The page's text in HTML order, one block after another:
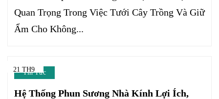
Quan Trọng Trong Việc Tưới Cây Trồng Và Giữ
Ẩm Cho Không...
21 TH9Tin Tức
Hệ Thống Phun Sương Nhà Kính Lợi Ích,